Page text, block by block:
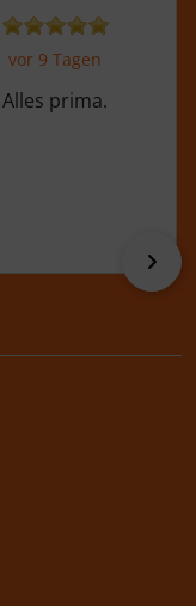
vor 9 Tagen
Alles prima.
vor